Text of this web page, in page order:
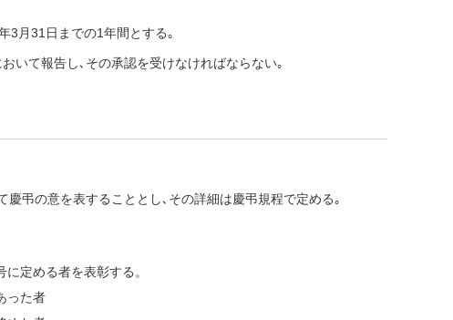
3月31日までの1年間とする｡
いて報告し､その承認を受けなければならない｡
慶弔の意を表することとし､その詳細は慶弔規程で定める｡
定める者を表彰する。
った者